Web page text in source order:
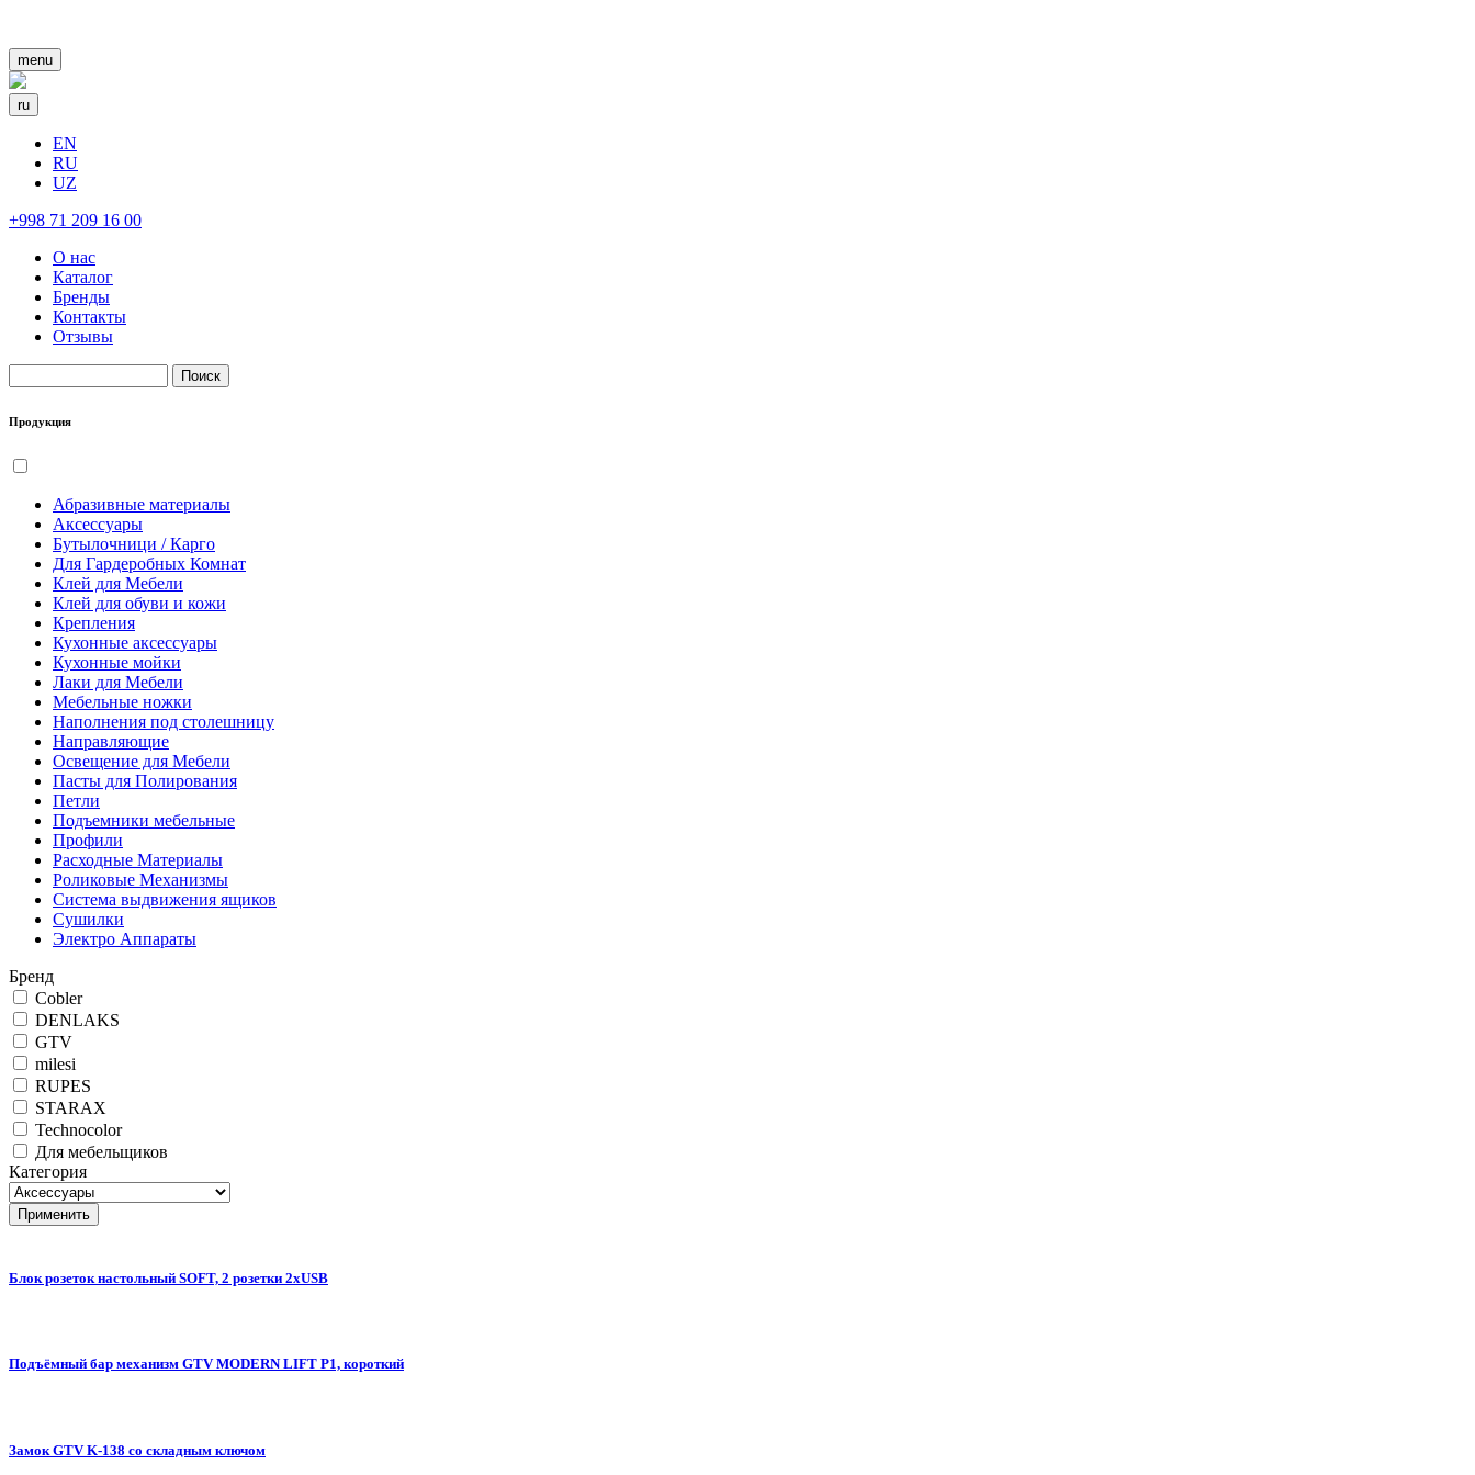
menu
ru
EN
RU
UZ
+998 71 209 16 00
О нас
Каталог
Бренды
Контакты
Отзывы
Продукция
Абразивные материалы
Аксессуары
Бутылочници / Карго
Для Гардеробных Комнат
Клей для Мебели
Клей для обуви и кожи
Крепления
Кухонные аксессуары
Кухонные мойки
Лаки для Мебели
Мебельные ножки
Наполнения под столешницу
Направляющие
Освещение для Мебели
Пасты для Полирования
Петли
Подъемники мебельные
Профили
Расходные Материалы
Роликовые Механизмы
Система выдвижения ящиков
Сушилки
Электро Аппараты
Бренд
Cobler
DENLAKS
GTV
milesi
RUPES
STARAX
Technocolor
Для мебельщиков
Категория
Блок розеток настольный SOFT, 2 розетки 2xUSB
Подъёмный бар механизм GTV MODERN LIFT P1, короткий
Замок GTV K-138 со складным ключом